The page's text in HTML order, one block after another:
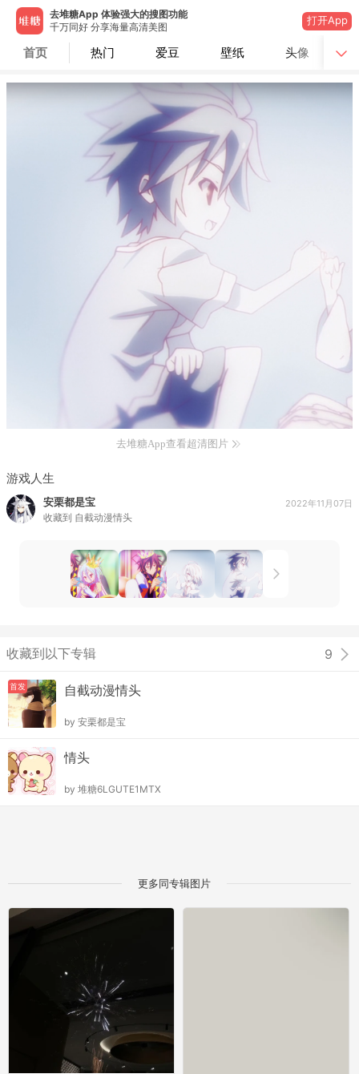
去堆糖App 体验强大的搜图功能
千万同好 分享海量高清美图
打开App
首页 热门 爱豆 壁纸 头像
去堆糖App查看超清图片
游戏人生
安栗都是宝
收藏到 自截动漫情头
2022年11月07日
收藏到以下专辑 9
首发 自截动漫情头
by 安栗都是宝
情头
by 堆糖6LGUTE1MTX
更多同专辑图片